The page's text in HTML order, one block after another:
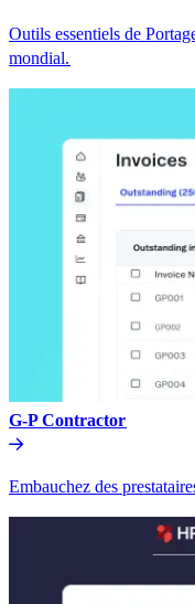
Outils essentiels de
mondial.​​
G-P Contractor​​
Embauchez des